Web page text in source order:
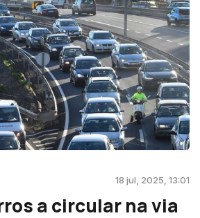
18 jul, 2025, 13:01
a circular na via